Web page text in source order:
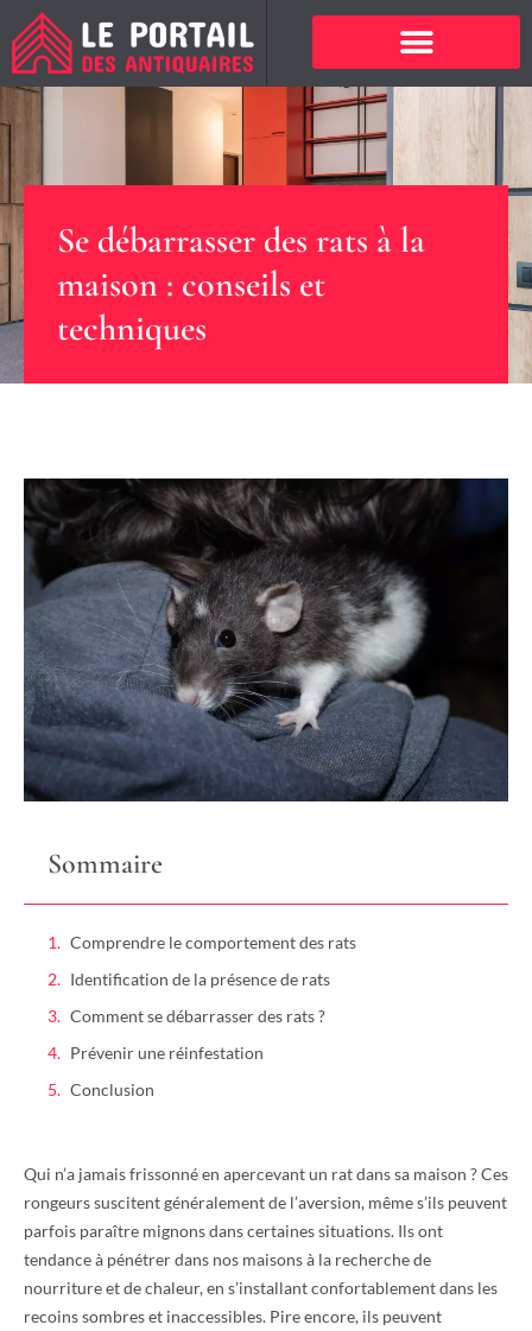
Se débarrasser des rats à la
maison : conseils et
techniques
Sommaire
Comprendre le comportement des rats
Identification de la présence de rats
Comment se débarrasser des rats ?
Prévenir une réinfestation
Conclusion
Qui n’a jamais frissonné en apercevant un rat dans sa maison ? Ces
rongeurs suscitent généralement de l’aversion, même s’ils peuvent
parfois paraître mignons dans certaines situations. Ils ont
tendance à pénétrer dans nos maisons à la recherche de
nourriture et de chaleur, en s’installant confortablement dans les
recoins sombres et inaccessibles. Pire encore, ils peuvent